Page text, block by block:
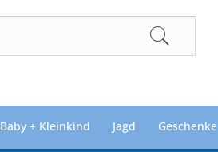
Baby + Kleinkind Jagd Geschenke